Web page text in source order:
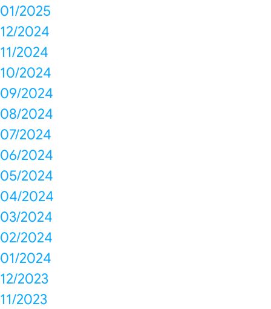
01/2025
12/2024
11/2024
10/2024
09/2024
08/2024
07/2024
06/2024
05/2024
04/2024
03/2024
02/2024
01/2024
12/2023
11/2023